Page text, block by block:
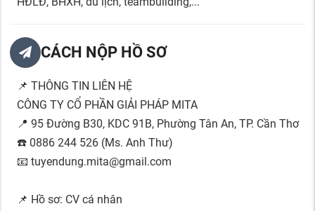
CÁCH NỘP HỒ SƠ
📌 THÔNG TIN LIÊN HỆ
CÔNG TY CỔ PHẦN GIẢI PHÁP MITA
📍 95 Đường B30, KDC 91B, Phường Tân An, TP. Cần Thơ
☎️ 0886 244 526 (Ms. Anh Thư)
📧 tuyendung.mita@gmail.com
📌 Hồ sơ: CV cá nhân